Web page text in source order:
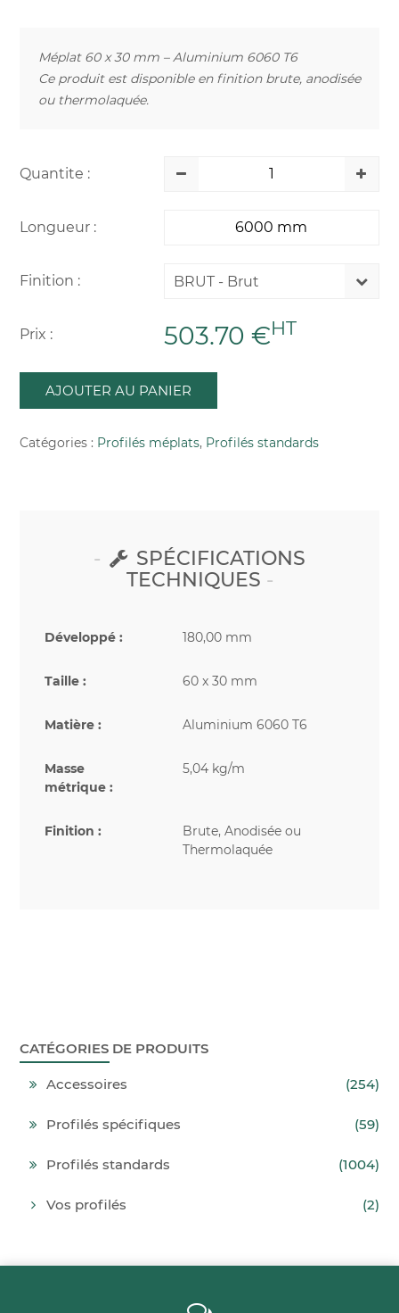
Méplat 60 x 30 mm – Aluminium 6060 T6
Ce produit est disponible en finition brute, anodisée
ou thermolaquée.
Quantite :
Longueur :
Finition : BRUT - Brut
Prix : 503.70 €HT
AJOUTER AU PANIER
Catégories : Profilés méplats, Profilés standards
SPÉCIFICATIONS
TECHNIQUES
Développé : 180,00 mm
Taille : 60 x 30 mm
Matière : Aluminium 6060 T6
Masse
métrique :
5,04 kg/m
Finition :
Brute, Anodisée ou
Thermolaquée
CATÉGORIES DE PRODUITS
Accessoires (254)
Profilés spécifiques (59)
Profilés standards (1004)
Vos profilés (2)